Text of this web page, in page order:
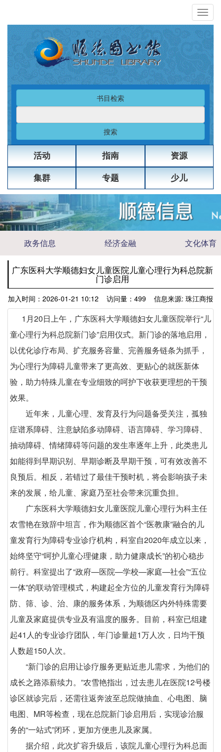
书目检索
搜索
活动 指南 资源
集群 专题 少儿
政务信息 经济金融 文化体育
广东医科大学顺德妇女儿童医院儿童心理行为科总院新
门诊启用
加入时间：2026-01-21 10:12 访问量：499 信息来源: 珠江商报
1月20日上午，广东医科大学顺德妇女儿童医院举行“儿
童心理行为科总院新门诊”启用仪式。新门诊的落地启用，
以优化诊疗布局、扩充服务容量、完善服务链条为抓手，
为心理行为障碍儿童带来了更高效、更贴心的就医新体
验，助力特殊儿童在专业细致的呵护下收获更理想的干预
效果。
近年来，儿童心理、发育及行为问题备受关注，孤独
症谱系障碍、注意缺陷多动障碍、语言障碍、学习障碍、
抽动障碍、情绪障碍等问题的发生率逐年上升，此类患儿
如能得到早期识别、早期诊断及早期干预，可有效改善不
良预后。相反，若错过了最佳干预时机，将会影响孩子未
来的发展，给儿童、家庭乃至社会带来沉重负担。
广东医科大学顺德妇女儿童医院儿童心理行为科主任
农雪艳在致辞中坦言，作为顺德区首个“医教康”融合的儿
童发育行为障碍专业诊疗机构，科室自2020年成立以来，
始终坚守“呵护儿童心理健康，助力健康成长”的初心稳步
前行。科室提出了“政府—医院—学校—家庭—社会”“五位
一体”的联动管理模式，构建起全方位的儿童发育行为障碍
防、筛、诊、治、康的服务体系，为顺德区内外特殊需要
儿童及家庭提供专业及有温度的服务。目前，科室已组建
起41人的专业诊疗团队，年门诊量超1万人次，日均干预
人数超150人次。
“新门诊的启用让诊疗服务更贴近患儿需求，为他们的
成长之路添薪续力。”农雪艳指出，过去患儿在医院12号楼
诊区就诊完后，还需往返奔波至总院做抽血、心电图、脑
电图、MR等检查，现在总院新门诊启用后，实现诊治服
务的“一站式”闭环，更加方便患儿及家属。
据介绍，此次扩容升级后，该院儿童心理行为科总面